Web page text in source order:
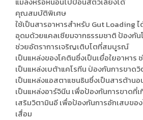
คุณสมบัติพิเศษ
ใช้เป็นสารอาหารสำหรับ Gut Loading ไ
อุดมด้วยแคลเซียมจากธรรมชาติ ป้องกัน
ช่วยอัตราการเจริญเติบโตที่สมบูรณ์
เป็นแหล่งของโคตินซึ่งเป็นเยื่อใยอาหาร
เป็นแหล่งเบต้าแคโรทีน ป่องกันการขาดวิ
เป็นแหล่งแอสตาแซนธินซึ่งเป็นสารต้านอ
เป็นแหล่งอาร์จินีน เพื่อป้องกันการขาดที่
เสริมวิตามินอี เพื่อป้องกันการอักเสบของ
เสื่อม